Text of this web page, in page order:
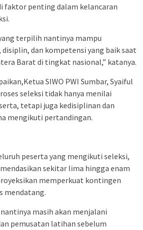
faktor penting dalam kelancaran
terpilih nantinya mampu
dan kompetensi yang baik saat
Barat di tingkat nasional,” katanya.
SIWO PWI Sumbar, Syaiful
seleksi tidak hanya menilai
tetapi juga kedisiplinan dan
mengikuti pertandingan.
peserta yang mengikuti seleksi,
sekitar lima hingga enam
memperkuat kontingen
mendatang.
masih akan menjalani
pemusatan latihan sebelum